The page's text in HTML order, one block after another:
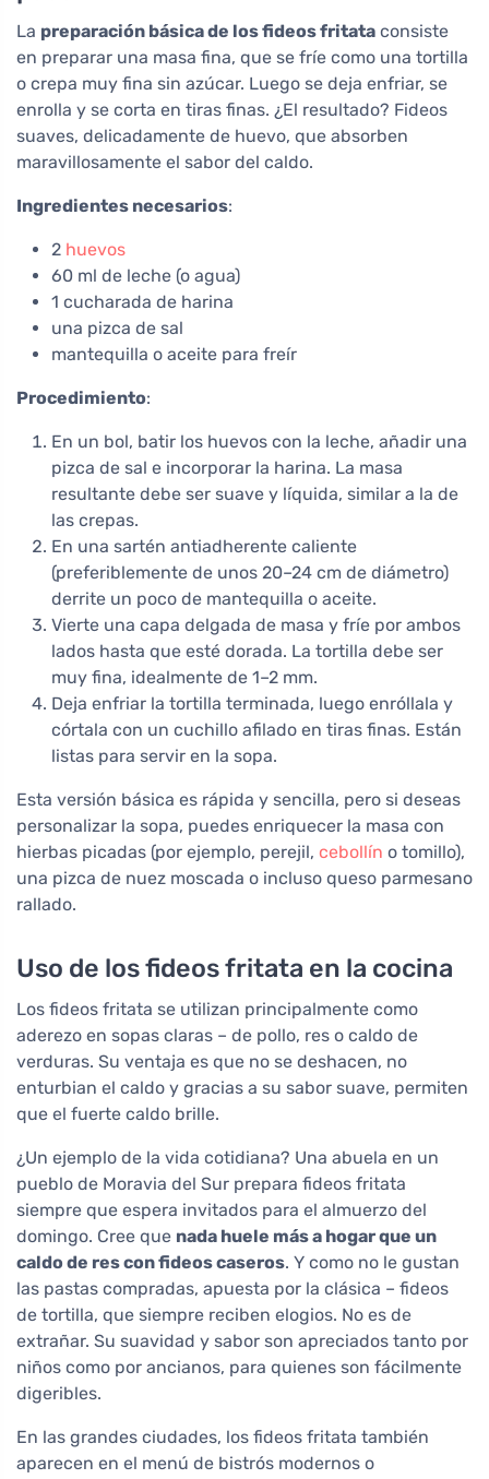
La preparación básica de los fideos fritata consiste
en preparar una masa fina, que se fríe como una tortilla
o crepa muy fina sin azúcar. Luego se deja enfriar, se
enrolla y se corta en tiras finas. ¿El resultado? Fideos
suaves, delicadamente de huevo, que absorben
maravillosamente el sabor del caldo.
Ingredientes necesarios:
2 huevos
60 ml de leche (o agua)
1 cucharada de harina
una pizca de sal
mantequilla o aceite para freír
Procedimiento:
En un bol, batir los huevos con la leche, añadir una
pizca de sal e incorporar la harina. La masa
resultante debe ser suave y líquida, similar a la de
las crepas.
En una sartén antiadherente caliente
(preferiblemente de unos 20–24 cm de diámetro)
derrite un poco de mantequilla o aceite.
Vierte una capa delgada de masa y fríe por ambos
lados hasta que esté dorada. La tortilla debe ser
muy fina, idealmente de 1–2 mm.
Deja enfriar la tortilla terminada, luego enróllala y
córtala con un cuchillo afilado en tiras finas. Están
listas para servir en la sopa.
Esta versión básica es rápida y sencilla, pero si deseas
personalizar la sopa, puedes enriquecer la masa con
hierbas picadas (por ejemplo, perejil, cebollín o tomillo),
una pizca de nuez moscada o incluso queso parmesano
rallado.
Uso de los fideos fritata en la cocina
Los fideos fritata se utilizan principalmente como
aderezo en sopas claras – de pollo, res o caldo de
verduras. Su ventaja es que no se deshacen, no
enturbian el caldo y gracias a su sabor suave, permiten
que el fuerte caldo brille.
¿Un ejemplo de la vida cotidiana? Una abuela en un
pueblo de Moravia del Sur prepara fideos fritata
siempre que espera invitados para el almuerzo del
domingo. Cree que nada huele más a hogar que un
caldo de res con fideos caseros. Y como no le gustan
las pastas compradas, apuesta por la clásica – fideos
de tortilla, que siempre reciben elogios. No es de
extrañar. Su suavidad y sabor son apreciados tanto por
niños como por ancianos, para quienes son fácilmente
digeribles.
En las grandes ciudades, los fideos fritata también
aparecen en el menú de bistrós modernos o